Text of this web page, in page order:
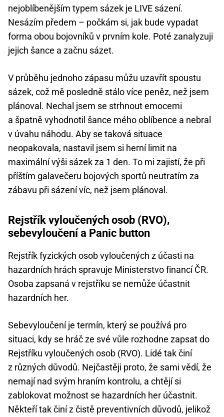
nejoblíbenějším typem sázek je LIVE sázení.
Nesázím předem – počkám si, jak bude vypadat
forma obou bojovníků v prvním kole. Poté zanalyzuji
jejich šance a začnu sázet.
V průběhu jednoho zápasu můžu uzavřít spoustu
sázek, což mě posledně stálo více peněz, než jsem
plánoval. Nechal jsem se strhnout emocemi
a špatně vyhodnotil šance mého oblíbence a nebral
v úvahu náhodu. Aby se taková situace
neopakovala, nastavil jsem si herní limit na
maximální výši sázek za 1 den. To mi zajistí, že při
příštím galavečeru bojových sportů neutratím za
zábavu při sázení víc, než jsem plánoval.
Rejstřík vyloučených osob (RVO),
sebevyloučení a Panic button
Rejstřík fyzických osob vyloučených z účasti na
hazardních hrách spravuje Ministerstvo financí ČR.
Osoba zapsaná v rejstříku se nemůže účastnit
hazardních her.
Sebevyloučení je termín, který se používá pro
situaci, kdy se hráč ze své vůle rozhodne zapsat do
Rejstříku vyloučených osob (RVO). Lidé tak činí
z různých důvodů. Nejčastěji proto, že sami vědí, že
nemají nad svým hraním kontrolu, a chtějí si
zablokovat možnost se hazardních her účastnit.
Někteří tak činí z čistě preventivních důvodů, jelikož